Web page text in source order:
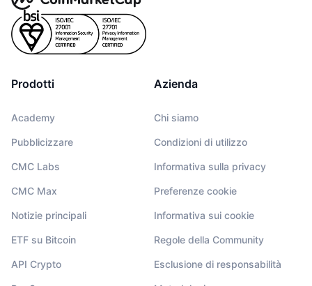
Prodotti
Academy
Pubblicizzare
CMC Labs
CMC Max
Notizie principali
ETF su Bitcoin
API Crypto
Azienda
Chi siamo
Condizioni di utilizzo
Informativa sulla privacy
Preferenze cookie
Informativa sui cookie
Regole della Community
Esclusione di responsabilità